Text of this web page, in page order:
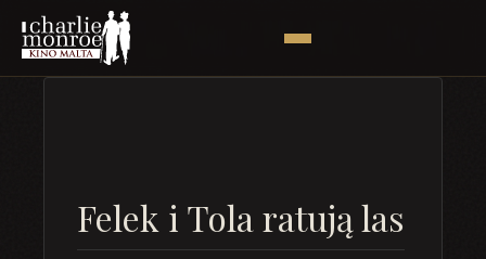
Felek i Tola ratują las